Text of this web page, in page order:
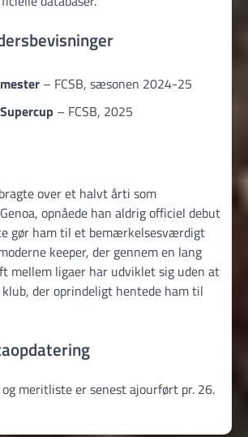
– FCSB, sæsonen 2024-25
– FCSB, 2025
over et halvt årti som
opnåede han aldrig officiel debut
gør ham til et bemærkelsesværdigt
keeper, der gennem en lang
mellem ligaer har udviklet sig uden at
der oprindeligt hentede ham til
meritliste er senest ajourført pr. 26.